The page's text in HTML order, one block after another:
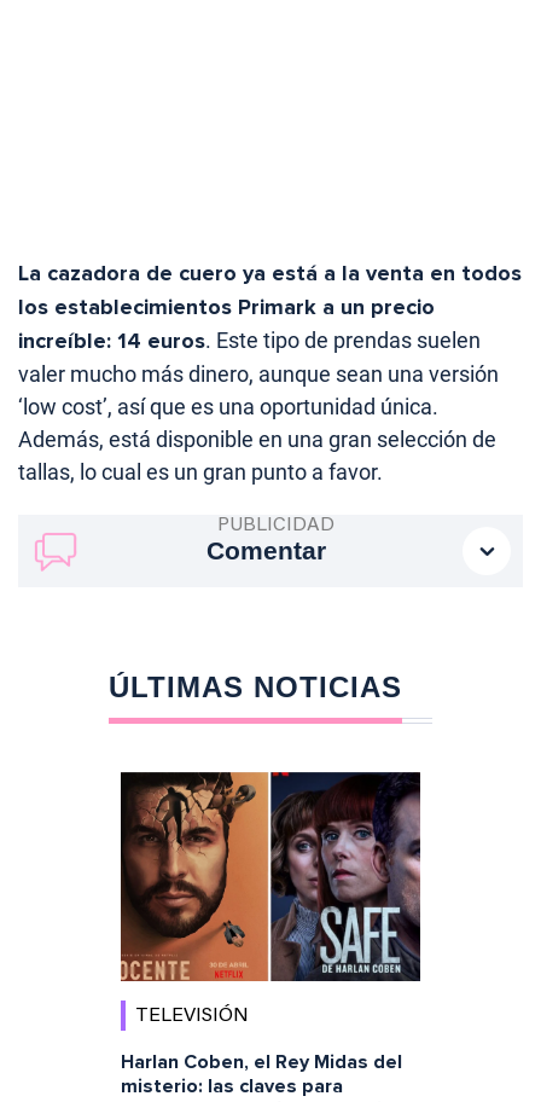
La cazadora de cuero ya está a la venta en todos
los establecimientos Primark a un precio
increíble: 14 euros. Este tipo de prendas suelen
valer mucho más dinero, aunque sean una versión
‘low cost’, así que es una oportunidad única.
Además, está disponible en una gran selección de
tallas, lo cual es un gran punto a favor.
Comentar
ÚLTIMAS NOTICIAS
TELEVISIÓN
Harlan Coben, el Rey Midas del
misterio: las claves para